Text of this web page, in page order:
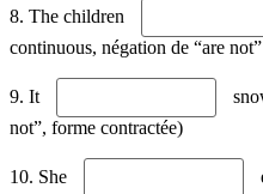
8. The children
continuous, négation de “are
9. It
not”, forme contractée)
10. She